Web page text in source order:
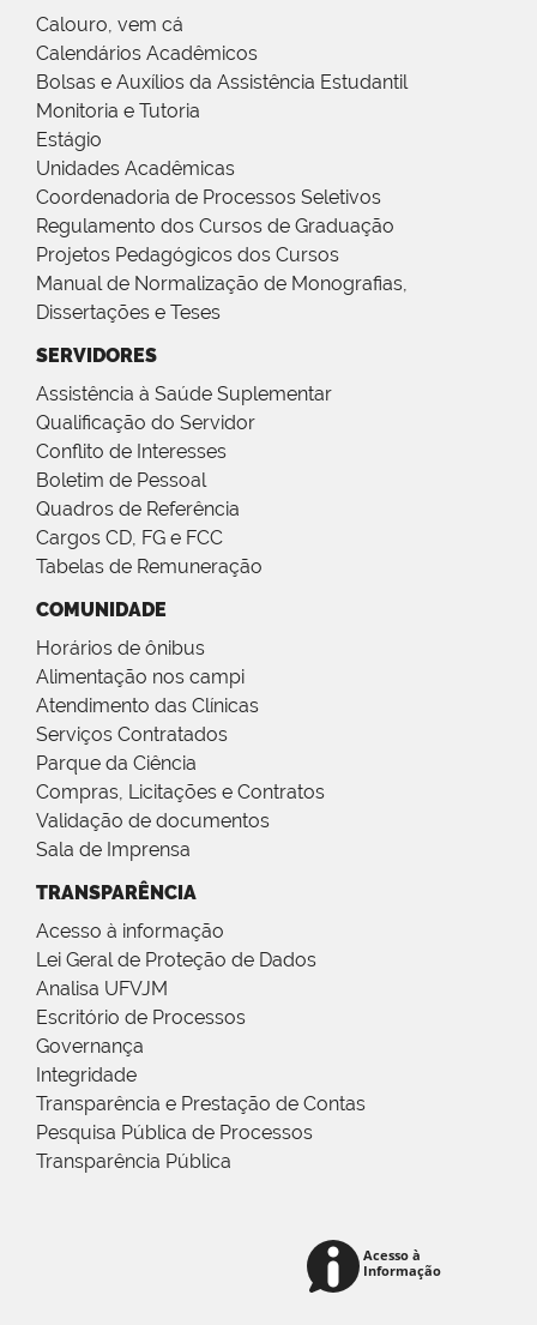
Calouro, vem cá
Calendários Acadêmicos
Bolsas e Auxílios da Assistência Estudantil
Monitoria e Tutoria
Estágio
Unidades Acadêmicas
Coordenadoria de Processos Seletivos
Regulamento dos Cursos de Graduação
Projetos Pedagógicos dos Cursos
Manual de Normalização de Monografias,
Dissertações e Teses
SERVIDORES
Assistência à Saúde Suplementar
Qualificação do Servidor
Conflito de Interesses
Boletim de Pessoal
Quadros de Referência
Cargos CD, FG e FCC
Tabelas de Remuneração
COMUNIDADE
Horários de ônibus
Alimentação nos campi
Atendimento das Clínicas
Serviços Contratados
Parque da Ciência
Compras, Licitações e Contratos
Validação de documentos
Sala de Imprensa
TRANSPARÊNCIA
Acesso à informação
Lei Geral de Proteção de Dados
Analisa UFVJM
Escritório de Processos
Governança
Integridade
Transparência e Prestação de Contas
Pesquisa Pública de Processos
Transparência Pública